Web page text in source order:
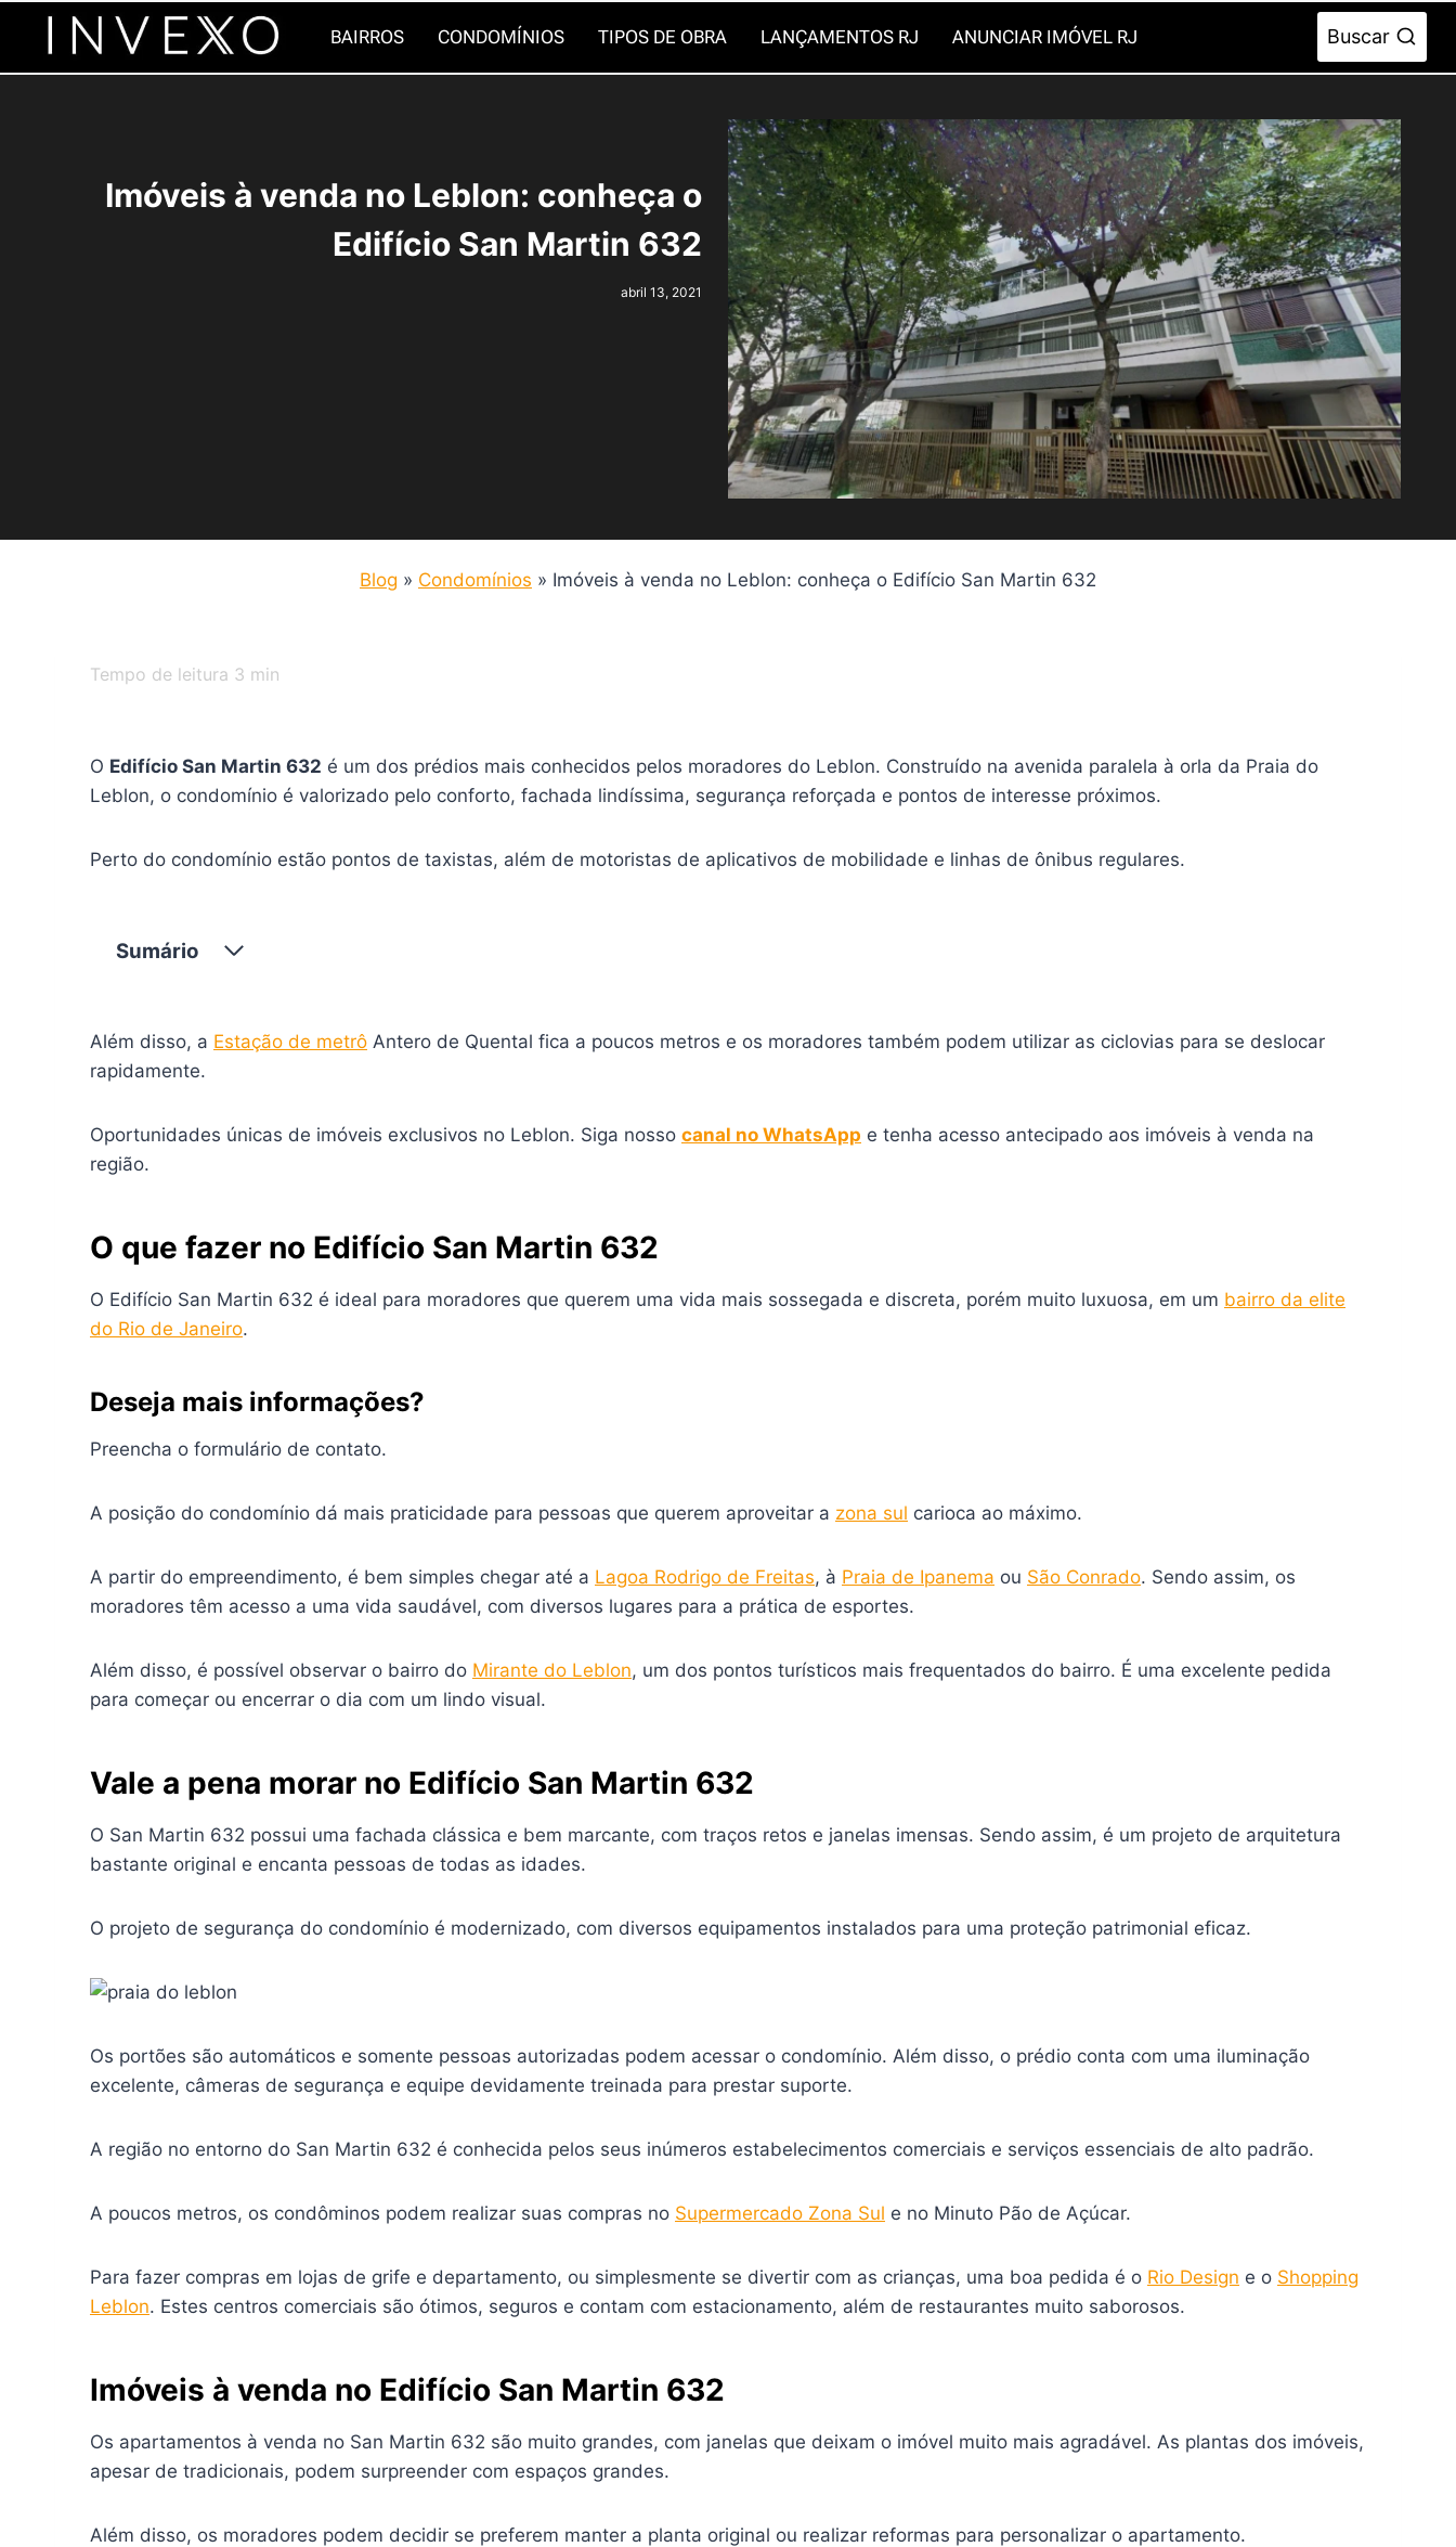
o
BAIRROS CONDOMÍNIOS TIPOS DE OBRA LANÇAMENTOS RJ ANUNCIAR IMÓVEL RJ Buscar
Imóveis à venda no Leblon: conheça o
Edifício San Martin 632
abril 13, 2021
Blog » Condomínios » Imóveis à venda no Leblon: conheça o Edifício San Martin 632
Tempo de leitura 3 min
O Edifício San Martin 632 é um dos prédios mais conhecidos pelos moradores do Leblon. Construído na avenida paralela à orla da Praia do
Leblon, o condomínio é valorizado pelo conforto, fachada lindíssima, segurança reforçada e pontos de interesse próximos.
Perto do condomínio estão pontos de taxistas, além de motoristas de aplicativos de mobilidade e linhas de ônibus regulares.
Sumário
Além disso, a Estação de metrô Antero de Quental fica a poucos metros e os moradores também podem utilizar as ciclovias para se deslocar
rapidamente.
Oportunidades únicas de imóveis exclusivos no Leblon. Siga nosso canal no WhatsApp e tenha acesso antecipado aos imóveis à venda na
região.
O que fazer no Edifício San Martin 632
O Edifício San Martin 632 é ideal para moradores que querem uma vida mais sossegada e discreta, porém muito luxuosa, em um bairro da elite
do Rio de Janeiro.
Deseja mais informações?
Preencha o formulário de contato.
A posição do condomínio dá mais praticidade para pessoas que querem aproveitar a zona sul carioca ao máximo.
A partir do empreendimento, é bem simples chegar até a Lagoa Rodrigo de Freitas, à Praia de Ipanema ou São Conrado. Sendo assim, os
moradores têm acesso a uma vida saudável, com diversos lugares para a prática de esportes.
Além disso, é possível observar o bairro do Mirante do Leblon, um dos pontos turísticos mais frequentados do bairro. É uma excelente pedida
para começar ou encerrar o dia com um lindo visual.
Vale a pena morar no Edifício San Martin 632
O San Martin 632 possui uma fachada clássica e bem marcante, com traços retos e janelas imensas. Sendo assim, é um projeto de arquitetura
bastante original e encanta pessoas de todas as idades.
O projeto de segurança do condomínio é modernizado, com diversos equipamentos instalados para uma proteção patrimonial eficaz.
Os portões são automáticos e somente pessoas autorizadas podem acessar o condomínio. Além disso, o prédio conta com uma iluminação
excelente, câmeras de segurança e equipe devidamente treinada para prestar suporte.
A região no entorno do San Martin 632 é conhecida pelos seus inúmeros estabelecimentos comerciais e serviços essenciais de alto padrão.
A poucos metros, os condôminos podem realizar suas compras no Supermercado Zona Sul e no Minuto Pão de Açúcar.
Para fazer compras em lojas de grife e departamento, ou simplesmente se divertir com as crianças, uma boa pedida é o Rio Design e o Shopping
Leblon. Estes centros comerciais são ótimos, seguros e contam com estacionamento, além de restaurantes muito saborosos.
Imóveis à venda no Edifício San Martin 632
Os apartamentos à venda no San Martin 632 são muito grandes, com janelas que deixam o imóvel muito mais agradável. As plantas dos imóveis,
apesar de tradicionais, podem surpreender com espaços grandes.
Além disso, os moradores podem decidir se preferem manter a planta original ou realizar reformas para personalizar o apartamento.